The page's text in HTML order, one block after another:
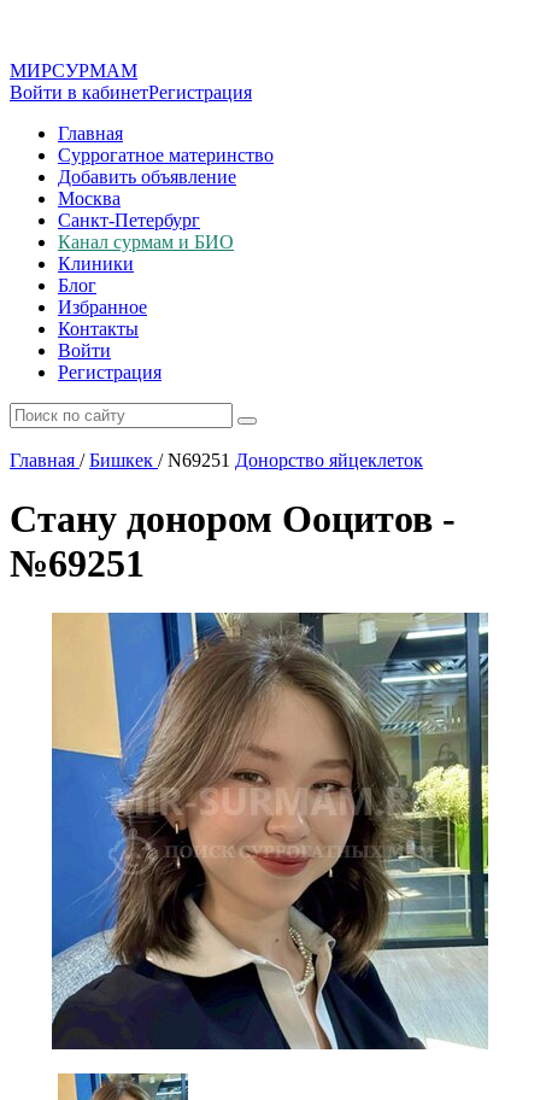
МИРСУРМАМ
Войти в кабинетРегистрация
Главная
Суррогатное материнство
Добавить объявление
Москва
Санкт-Петербург
Канал сурмам и БИО
Клиники
Блог
Избранное
Контакты
Войти
Регистрация
Главная / Бишкек /N69251 Донорство яйцеклеток
Стану донором Ооцитов -
№69251